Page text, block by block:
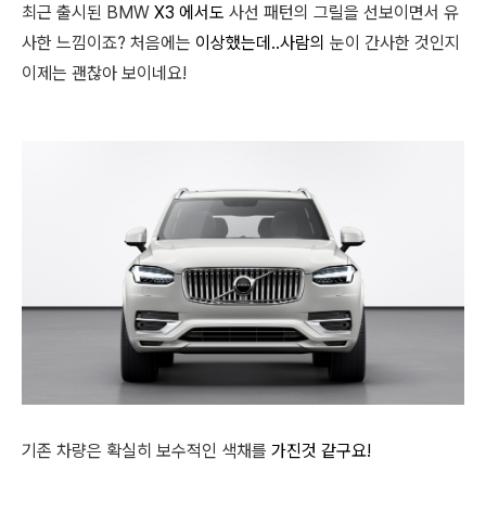
최근 출시된 BMW X3 에서도 사선 패턴의 그릴을 선보이면서 유
사한 느낌이죠? 처음에는 이상했는데..사람의 눈이 간사한 것인지
이제는 괜찮아 보이네요!
기존 차량은 확실히 보수적인 색채를 가진것 같구요!